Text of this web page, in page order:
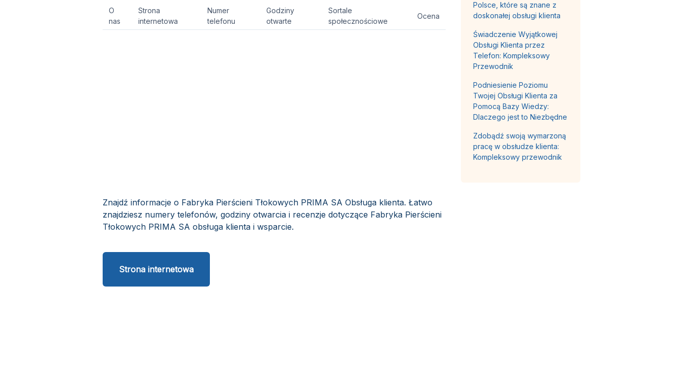
O
nas
Strona
internetowa
Numer
telefonu
Godziny
otwarte
Sortale
społecznościowe
Ocena
Znajdź informacje o Fabryka Pierścieni Tłokowych PRIMA SA Obsługa klienta. Łatwo
znajdziesz numery telefonów, godziny otwarcia i recenzje dotyczące Fabryka Pierścieni
Tłokowych PRIMA SA obsługa klienta i wsparcie.
Strona internetowa
Polsce, które są znane z
doskonałej obsługi klienta
Świadczenie Wyjątkowej
Obsługi Klienta przez
Telefon: Kompleksowy
Przewodnik
Podniesienie Poziomu
Twojej Obsługi Klienta za
Pomocą Bazy Wiedzy:
Dlaczego jest to Niezbędne
Zdobądź swoją wymarzoną
pracę w obsłudze klienta:
Kompleksowy przewodnik